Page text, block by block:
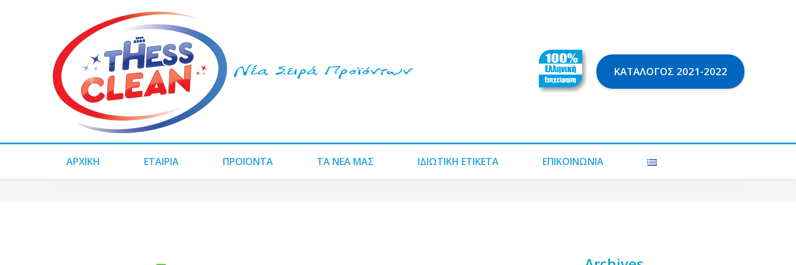
ΚΑΤΆΛΟΓΟΣ 2021-2022
ΑΡΧΙΚΗ ΕΤΑΙΡΙΑ ΠΡΟΪΌΝΤΑ ΤΑ ΝΈΑ ΜΑΣ ΙΔΙΩΤΙΚΗ ΕΤΙΚΕΤΑ ΕΠΙΚΟΙΝΩΝΊΑ